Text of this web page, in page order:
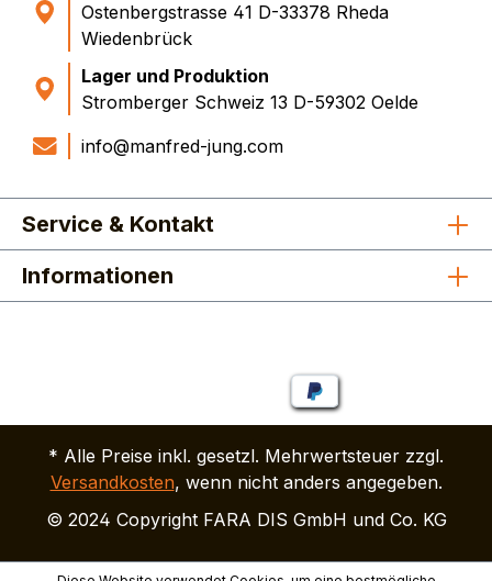
Ostenbergstrasse 41 D-33378 Rheda
Wiedenbrück
Lager und Produktion
Stromberger Schweiz 13 D-59302 Oelde
info@manfred-jung.com
Service & Kontakt
Informationen
* Alle Preise inkl. gesetzl. Mehrwertsteuer zzgl.
Versandkosten, wenn nicht anders angegeben.
© 2024 Copyright FARA DIS GmbH und Co. KG